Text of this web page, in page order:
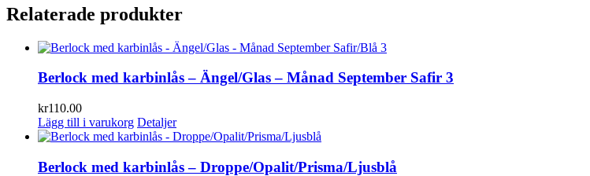
Relaterade produkter
Berlock med karbinlås – Ängel/Glas – Månad September Safir 3
kr110.00
Lägg till i varukorg Detaljer
Berlock med karbinlås – Droppe/Opalit/Prisma/Ljusblå